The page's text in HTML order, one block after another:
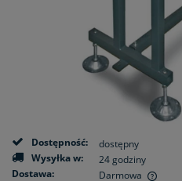
Dostępność:
dostępny
Wysyłka w:
24 godziny
Dostawa:
Darmowa